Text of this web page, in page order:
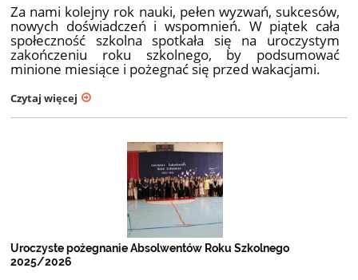
Za nami kolejny rok nauki, pełen wyzwań, sukcesów,
nowych doświadczeń i wspomnień. W piątek cała
społeczność szkolna spotkała się na uroczystym
zakończeniu roku szkolnego, by podsumować
minione miesiące i pożegnać się przed wakacjami.
Czytaj więcej
Uroczyste pożegnanie Absolwentów Roku Szkolnego
2025/2026